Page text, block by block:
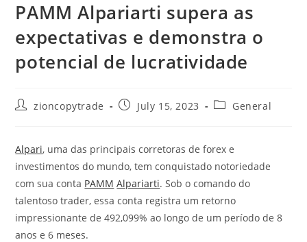
PAMM Alpariarti supera as
expectativas e demonstra o
potencial de lucratividade
Postzioncopytrade
PostJuly 15, 2023
PostGeneral
Alpari, uma das principais corretoras de forex e
investimentos do mundo, tem conquistado notoriedade
com sua conta PAMM Alpariarti. Sob o comando do
talentoso trader, essa conta registra um retorno
impressionante de 492,099% ao longo de um período de 8
anos e 6 meses.